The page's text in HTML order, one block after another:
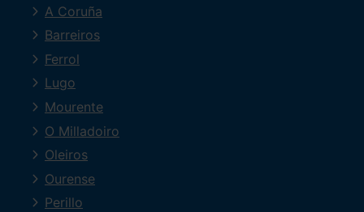
A Coruña
Barreiros
Ferrol
Lugo
Mourente
O Milladoiro
Oleiros
Ourense
Perillo